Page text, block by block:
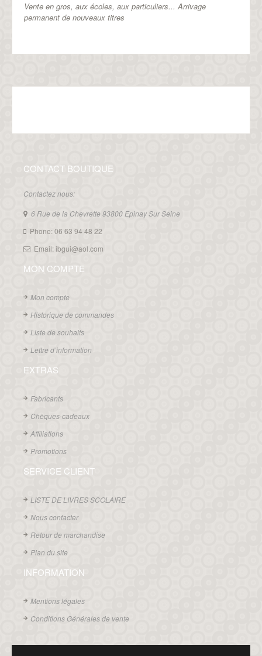
Vente en gros, aux écoles, aux particuliers...Arrivage
permanent de nouveaux titres
CONTACT BOUTIQUE
Contactez nous:
6 Rue de la Chevrette 93800 Epinay Sur Seine
Phone: 06 63 94 48 22
Email: ibgui@aol.com
MON COMPTE
Mon compte
Historique de commandes
Liste de souhaits
Lettre d’information
EXTRAS
Fabricants
Chèques-cadeaux
Affiliations
Promotions
SERVICE CLIENT
LISTE DE LIVRES SCOLAIRE
Nous contacter
Retour de marchandise
Plan du site
INFORMATION
Mentions légales
Conditions Générales de vente